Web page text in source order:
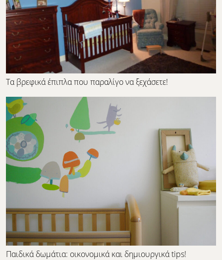
Τα βρεφικά έπιπλα που παραλίγο να ξεχάσετε!
Παιδικά δωμάτια: οικονομικά και δημιουργικά tips!